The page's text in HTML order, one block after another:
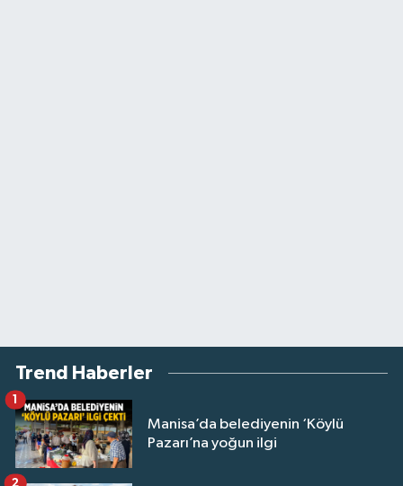
Trend Haberler
Manisa’da belediyenin ‘Köylü
Pazarı’na yoğun ilgi
1
2